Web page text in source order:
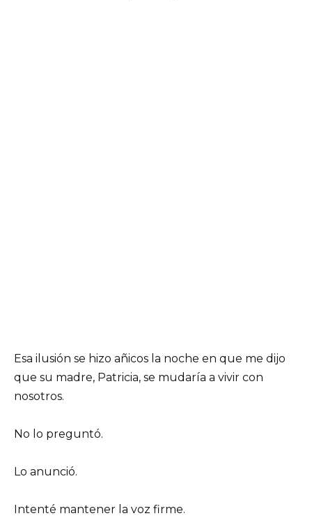
Esa ilusión se hizo añicos la noche en que me dijo
que su madre, Patricia, se mudaría a vivir con
nosotros.
No lo preguntó.
Lo anunció.
Intenté mantener la voz firme.